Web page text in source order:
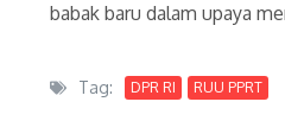
babak baru dalam upaya
Tag: DPR RI RUU PPRT